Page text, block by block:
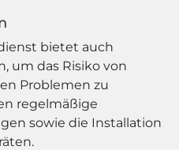
bietet auch
um das Risiko von
Problemen zu
regelmäßige
sowie die Installation